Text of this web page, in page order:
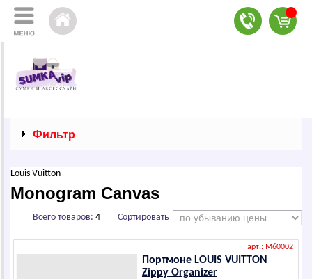
Фильтр
Louis Vuitton
Моnоgrаm Саnvаs
Всего товаров: 4 Сортировать
арт.: M60002
Портмоне LОUIS VUIТТОN
Zippy Оrgаnizеr